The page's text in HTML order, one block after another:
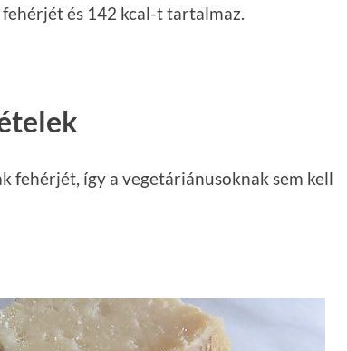
és 142 kcal-t tartalmaz.
fehérjét, így a vegetáriánusoknak sem kell